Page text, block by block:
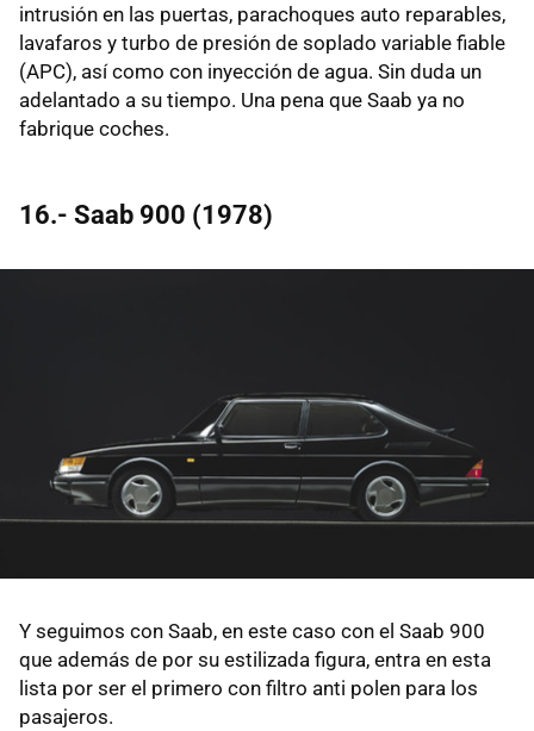
intrusión en las puertas, parachoques auto reparables,
lavafaros y turbo de presión de soplado variable fiable
(APC), así como con inyección de agua. Sin duda un
adelantado a su tiempo. Una pena que Saab ya no
fabrique coches.
16.- Saab 900 (1978)
Y seguimos con Saab, en este caso con el Saab 900
que además de por su estilizada figura, entra en esta
lista por ser el primero con filtro anti polen para los
pasajeros.